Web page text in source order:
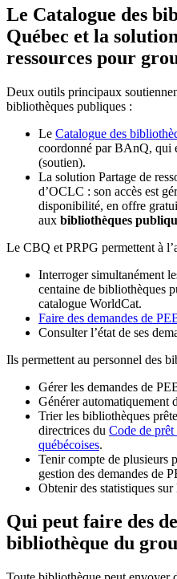
Le Catalogue des
Québec et la
ressources pour
Deux outils principaux
bibliothèques publiques :
Le Catalogue des
coordonné par BAnQ, qui
(soutien).
La solution Partage de
d’OCLC : son accès est
disponibilité, en offre
aux bibliothèques
Le CBQ et PRPG permettent à
Interroger simultanément
centaine de bibliothèques
catalogue WorldCat.
Faire des demandes de
Consulter l’état de ses
Ils permettent au personnel des
Gérer les demandes de
Générer automatiquement
Trier les bibliothèques
directrices du Code de
québécoises.
Tenir compte de plusieurs
gestion des demandes de
Obtenir des statistiques
Qui peut faire des
bibliothèque du